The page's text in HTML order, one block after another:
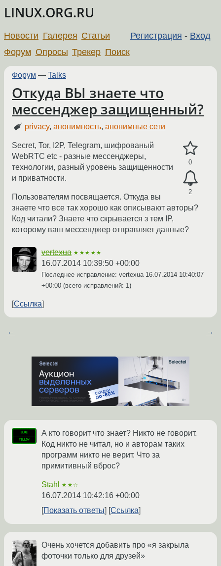
LINUX.ORG.RU
Регистрация - Вход
Новости Галерея Статьи
Форум Опросы Трекер Поиск
Форум — Talks
Откуда ВЫ знаете что
мессенджер защищенный?
privacy,анонимность,анонимные сети
0
2
Secret, Tor, I2P, Telegram, шифрованый
WebRTC etc - разные мессенджеры,
технологии, разный уровень защищенности
и приватности.
Пользователям посвящается. Откуда вы
знаете что все так хорошо как описывают авторы?
Код читали? Знаете что скрывается з тем IP,
которому ваш мессенджер отправляет данные?
vertexua ★★★★★
16.07.2014 10:39:50 +00:00
Последнее исправление: vertexua 16.07.2014 10:40:07
+00:00 (всего исправлений: 1)
Ссылка
← →
А кто говорит что знает? Никто не говорит.
Код никто не читал, но и авторам таких
программ никто не верит. Что за
примитивный вброс?
Stahl ★★☆
16.07.2014 10:42:16 +00:00
Показать ответы
Ссылка
Очень хочется добавить про «я закрыла
фоточки только для друзей»